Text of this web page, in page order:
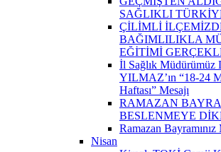
SAĞLIKLI
ÇİLİMLİ
BAĞIMLILIKLA
EĞİTİMİ
İl Sağlık Müdürümüz
YILMAZ’ın “18-24
Haftası” Mesajı
RAMAZAN
BESLENMEYE
Ramazan
Nisan